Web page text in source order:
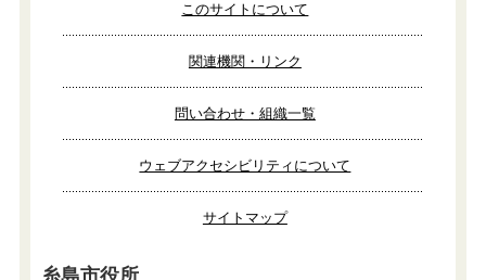
このサイトについて
関連機関・リンク
問い合わせ・組織一覧
ウェブアクセシビリティについて
サイトマップ
糸島市役所